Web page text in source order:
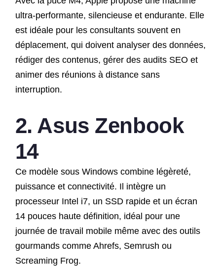
ultra-performante, silencieuse et endurante. Elle
est idéale pour les consultants souvent en
déplacement, qui doivent analyser des données,
rédiger des contenus, gérer des audits SEO et
animer des réunions à distance sans
interruption.
2. Asus Zenbook
14
Ce modèle sous Windows combine légèreté,
puissance et connectivité. Il intègre un
processeur Intel i7, un SSD rapide et un écran
14 pouces haute définition, idéal pour une
journée de travail mobile même avec des outils
gourmands comme Ahrefs, Semrush ou
Screaming Frog.